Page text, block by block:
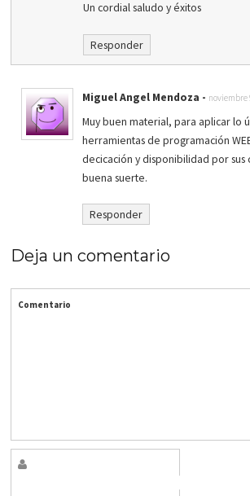
Un cordial saludo y éxitos
Responder
Miguel Angel Mendoza - noviembre
Muy buen material, para aplicar lo
herramientas de programación
decicación y disponibilidad por sus
buena suerte.
Responder
Deja un comentario
Comentario